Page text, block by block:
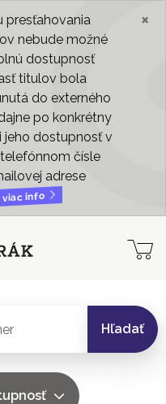
presťahovania
nebude možné
dostupnosť
titulov bola
do externého
po konkrétny
jeho dostupnosť v
čísle
adrese
viac info
×
Hľadať